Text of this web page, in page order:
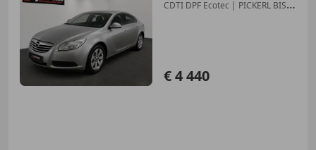
CDTI DPF Ecotec | PICKERL BIS
€ 4 440